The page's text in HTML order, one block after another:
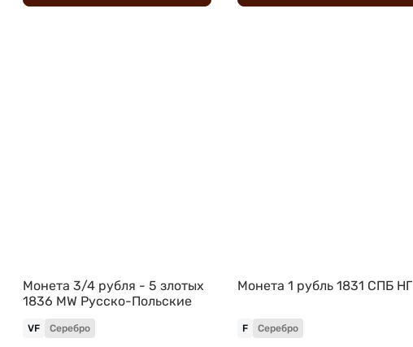
Монета 3/4 рубля - 5 злотых
1836 МW Русско-Польские
VF Серебро
Монета 1 рубль 1831 СПБ НГ
F Серебро